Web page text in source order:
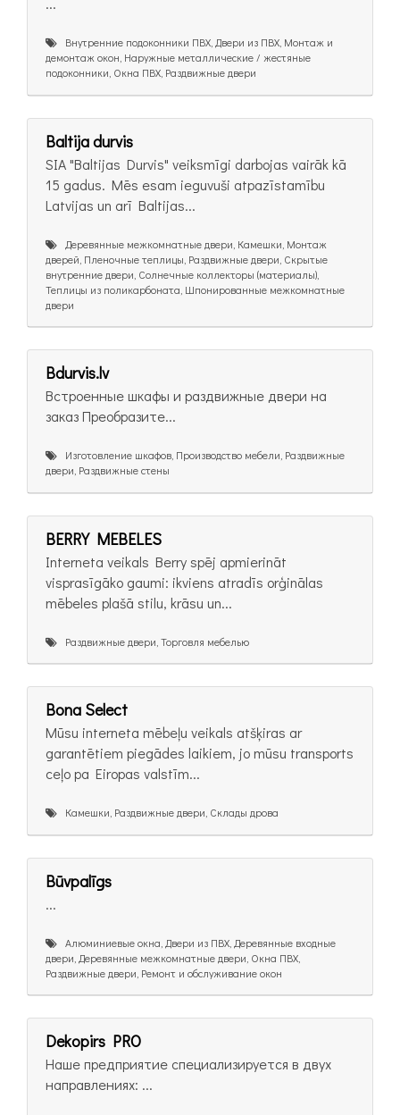
Внутренние подоконники ПВХ, Двери из ПВХ, Монтаж и
демонтаж окон, Наружные металлические / жестяные
подоконники, Окна ПВХ, Раздвижные двери
Baltija durvis
SIA "Baltijas Durvis" veiksmīgi darbojas vairāk kā
15 gadus. Mēs esam ieguvuši atpazīstamību
Latvijas un arī Baltijas...
Деревянные межкомнатные двери, Камешки, Монтаж
дверей, Пленочные теплицы, Раздвижные двери, Скрытые
внутренние двери, Солнечные коллекторы (материалы),
Теплицы из поликарбоната, Шпонированные межкомнатные
двери
Bdurvis.lv
Встроенные шкафы и раздвижные двери на
заказ Преобразите...
Изготовление шкафов, Производство мебели, Раздвижные
двери, Раздвижные стены
BERRY MEBELES
Interneta veikals Berry spēj apmierināt
visprasīgāko gaumi: ikviens atradīs orģinālas
mēbeles plašā stilu, krāsu un...
Раздвижные двери, Торговля мебелью
Bona Select
Mūsu interneta mēbeļu veikals atšķiras ar
garantētiem piegādes laikiem, jo mūsu transports
ceļo pa Eiropas valstīm...
Камешки, Раздвижные двери, Склады дрова
Būvpalīgs
...
Алюминиевые окна, Двери из ПВХ, Деревянные входные
двери, Деревянные межкомнатные двери, Окна ПВХ,
Раздвижные двери, Ремонт и обслуживание окон
Dekopirs PRO
Наше предприятие специализируется в двух
направлениях: ...